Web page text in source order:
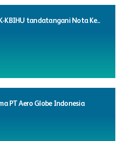
KBIHU tandatangani Nota Ke...
PT Aero Globe Indonesia